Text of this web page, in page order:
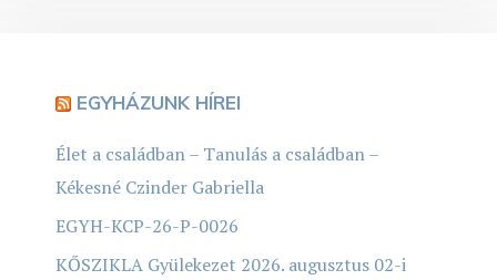
EGYHÁZUNK HÍREI
Élet a családban – Tanulás a családban –
Kékesné Czinder Gabriella
EGYH-KCP-26-P-0026
KŐSZIKLA Gyülekezet 2026. augusztus 02-i